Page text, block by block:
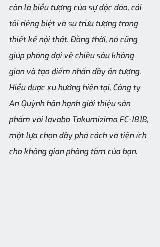
còn là biểu tượng của sự độc đáo, cái
tôi riêng biệt và sự trừu tượng trong
thiết kế nội thất. Đồng thời, nó cũng
giúp phóng đại về chiều sâu không
gian và tạo điểm nhấn đầy ấn tượng.
Hiểu được xu hướng hiện tại, Công ty
An Quỳnh hân hạnh giới thiệu sản
phẩm vòi lavabo Takumizima FC-181B,
một lựa chọn đầy phá cách và tiện ích
cho không gian phòng tắm của bạn.